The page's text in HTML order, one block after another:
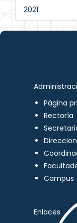
2021
Página
Rectoría
Campus
Enlaces